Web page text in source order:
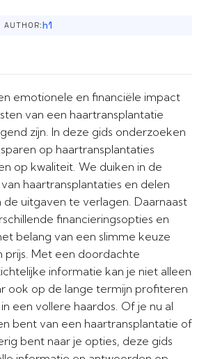
AUTHOR:h1
emotionele en financiële impact
van een haartransplantatie
zijn. In deze gids onderzoeken
op haartransplantaties
op kwaliteit. We duiken in de
haartransplantaties en delen
de uitgaven te verlagen. Daarnaast
financieringsopties en
belang van een slimme keuze
prijs. Met een doordachte
informatie kan je niet alleen
ook op de lange termijn profiteren
een vollere haardos. Of je nu al
bent van een haartransplantatie of
bent naar je opties, deze gids